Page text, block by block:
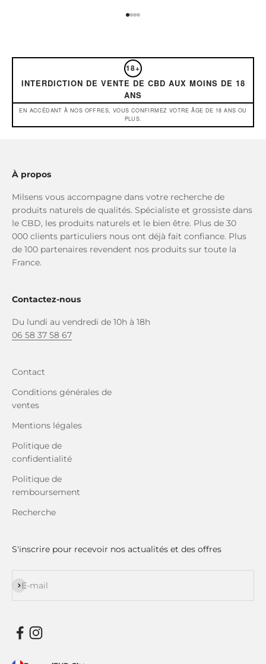
18+
INTERDICTION DE VENTE DE CBD AUX MOINS DE 18
ANS
EN ACCÉDANT À NOS OFFRES, VOUS CONFIRMEZ VOTRE ÂGE DE 18 ANS OU
PLUS.
À propos
Milsens vous accompagne dans votre recherche de
produits naturels de qualités. Spécialiste et grossiste dans
le CBD, les produits naturels et le bien être. Plus de 30
000 clients particuliers nous ont déjà fait confiance. Plus
de 100 partenaires revendent nos produits sur toute la
France.
Contactez-nous
Du lundi au vendredi de 10h à 18h
06 58 37 58 67
Contact
Conditions générales de
ventes
Mentions légales
Politique de
confidentialité
Politique de
remboursement
Recherche
S'inscrire pour recevoir nos actualités et des offres
E-mail
S'inscrire